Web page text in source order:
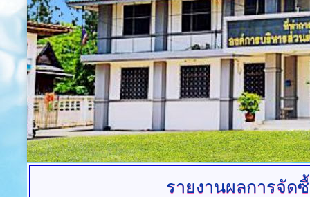
รายงานผลการจัด